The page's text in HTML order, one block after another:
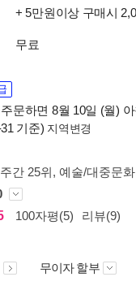
+ 5만원이상 구매시
무료
문하면 8월 10일 (월) 아
기준) 지역변경
간 25위, 예술/대중문
100자평(5) 리뷰(9)
무이자 할부